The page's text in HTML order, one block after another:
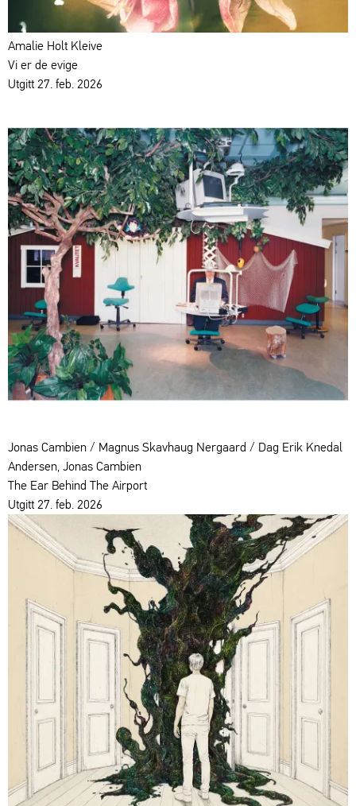
Amalie Holt Kleive
Vi er de evige
Utgitt 27. feb. 2026
Jonas Cambien / Magnus Skavhaug Nergaard / Dag Erik Knedal
Andersen, Jonas Cambien
The Ear Behind The Airport
Utgitt 27. feb. 2026